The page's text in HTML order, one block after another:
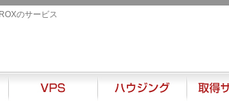
のサービス